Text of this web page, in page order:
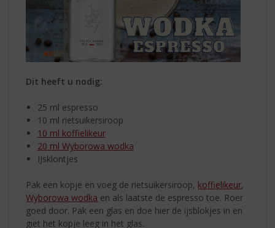
Dit heeft u nodig:
25 ml espresso
10 ml rietsuikersiroop
10 ml koffielikeur
20 ml Wyborowa wodka
IJsklontjes
Pak een kopje en voeg de rietsuikersiroop, koffielikeur,
Wyborowa wodka en als laatste de espresso toe. Roer
goed door. Pak een glas en doe hier de ijsblokjes in en
giet het kopje leeg in het glas.